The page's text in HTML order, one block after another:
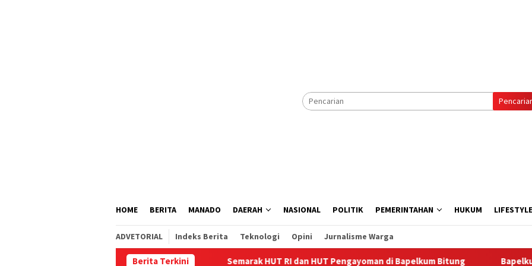
HOME BERITA MANADO DAERAH NASIONAL POLITIK PEMERINTAHAN HUKUM LIFESTYLE
ADVETORIAL Indeks Berita Teknologi Opini Jurnalisme Warga
Berita TerkiniSemarak HUT RI dan HUT Pengayoman di Bapelkum Bitung ‎Bapelkum Bitung